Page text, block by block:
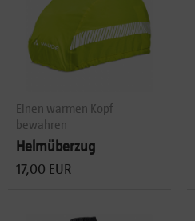
Einen warmen Kopf
bewahren
Helmüberzug
17,00 EUR